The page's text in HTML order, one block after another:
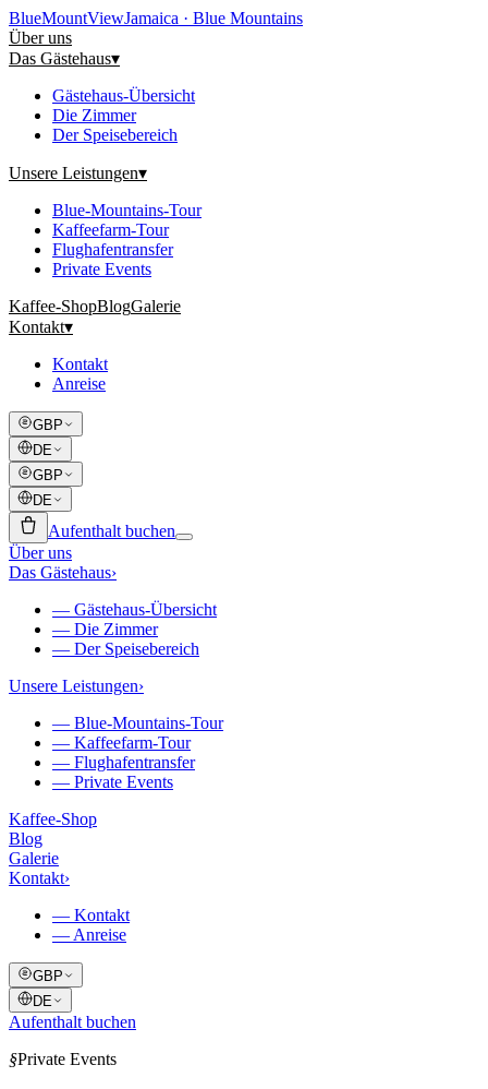
BlueMountViewJamaica · Blue Mountains
Über uns
Das Gästehaus▾
Gästehaus-Übersicht
Die Zimmer
Der Speisebereich
Unsere Leistungen▾
Blue-Mountains-Tour
Kaffeefarm-Tour
Flughafentransfer
Private Events
Kaffee-ShopBlogGalerie
Kontakt▾
Kontakt
Anreise
GBP
DE
GBP
DE
Aufenthalt buchen
Über uns
Das Gästehaus›
— Gästehaus-Übersicht
— Die Zimmer
— Der Speisebereich
Unsere Leistungen›
— Blue-Mountains-Tour
— Kaffeefarm-Tour
— Flughafentransfer
— Private Events
Kaffee-Shop
Blog
Galerie
Kontakt›
— Kontakt
— Anreise
GBP
DE
Aufenthalt buchen
§Private Events